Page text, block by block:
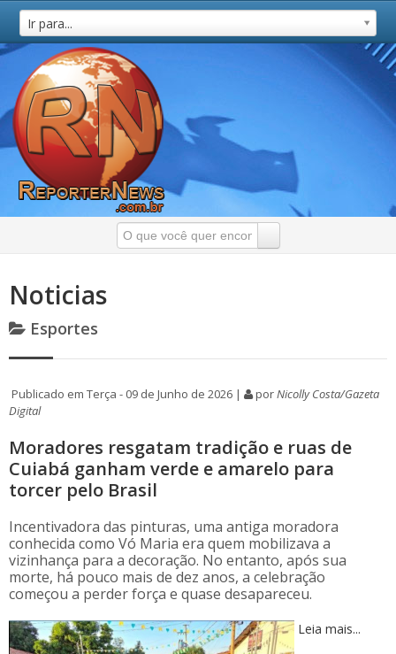
Ir para...
Noticias
Esportes
Publicado em Terça - 09 de Junho de 2026 | porNicolly Costa/Gazeta
Digital
Moradores resgatam tradição e ruas de
Cuiabá ganham verde e amarelo para
torcer pelo Brasil
Incentivadora das pinturas, uma antiga moradora
conhecida como Vó Maria era quem mobilizava a
vizinhança para a decoração. No entanto, após sua
morte, há pouco mais de dez anos, a celebração
começou a perder força e quase desapareceu.
Leia mais...